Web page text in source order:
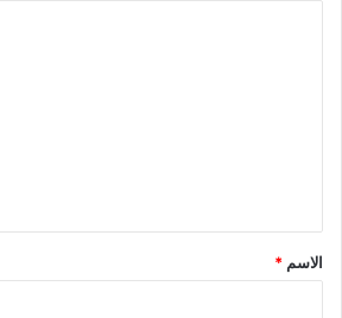
ق
*
الاسم *